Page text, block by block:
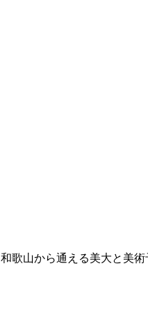
和歌山から通える美大と美術